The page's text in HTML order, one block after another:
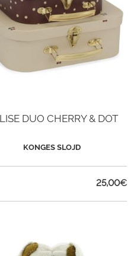
DUO CHERRY & DOT
KONGES SLOJD
25,00€